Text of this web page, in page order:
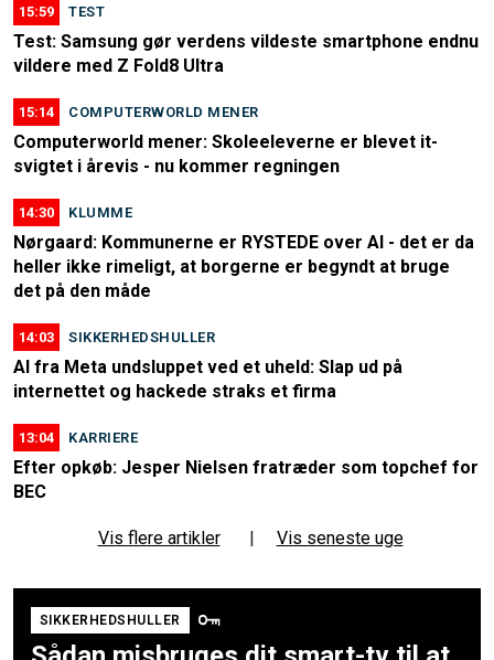
15:59 TEST
Test: Samsung gør verdens vildeste smartphone endnu
vildere med Z Fold8 Ultra
15:14 COMPUTERWORLD MENER
Computerworld mener: Skoleeleverne er blevet it-
svigtet i årevis - nu kommer regningen
14:30 KLUMME
Nørgaard: Kommunerne er RYSTEDE over AI - det er da
heller ikke rimeligt, at borgerne er begyndt at bruge
det på den måde
14:03 SIKKERHEDSHULLER
AI fra Meta undsluppet ved et uheld: Slap ud på
internettet og hackede straks et firma
13:04 KARRIERE
Efter opkøb: Jesper Nielsen fratræder som topchef for
BEC
Vis flere artikler | Vis seneste uge
SIKKERHEDSHULLER